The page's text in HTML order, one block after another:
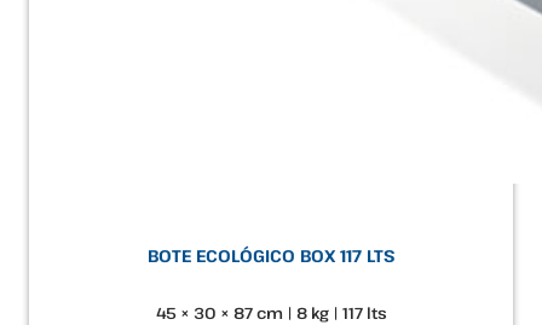
BOTE ECOLÓGICO BOX 117 LTS
45 × 30 × 87 cm | 8 kg | 117 lts